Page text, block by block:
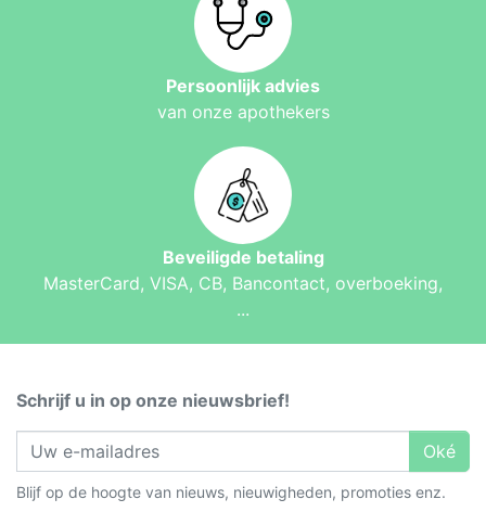
Persoonlijk advies
van onze apothekers
Beveiligde betaling
MasterCard, VISA, CB, Bancontact, overboeking,
...
Schrijf u in op onze nieuwsbrief!
Oké
Blijf op de hoogte van nieuws, nieuwigheden, promoties enz.